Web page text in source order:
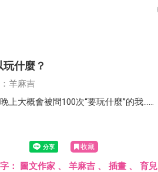
玩什麼？
羊麻吉
上大概會被問100次“要玩什麼”的我……
收藏
： 圖文作家 、 羊麻吉 、 插畫 、 育兒